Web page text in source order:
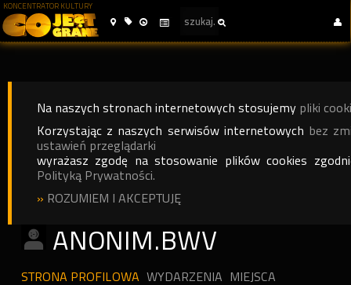
KONCENTRATOR KULTURY
Na naszych stronach internetowych stosujemy pliki
Korzystając z naszych serwisów internetowych bez
ustawień przeglądarki
wyrażasz zgodę na stosowanie plików cookies
Polityką Prywatności.
» ROZUMIEM I AKCEPTUJĘ
ANONIM.BWV
STRONA PROFILOWA WYDARZENIA MIEJSCA